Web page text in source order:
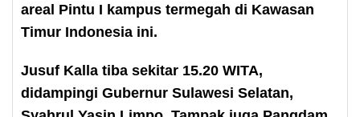
areal Pintu I kampus termegah di Kawasan
Timur Indonesia ini.
Jusuf Kalla tiba sekitar 15.20 WITA,
didampingi Gubernur Sulawesi Selatan,